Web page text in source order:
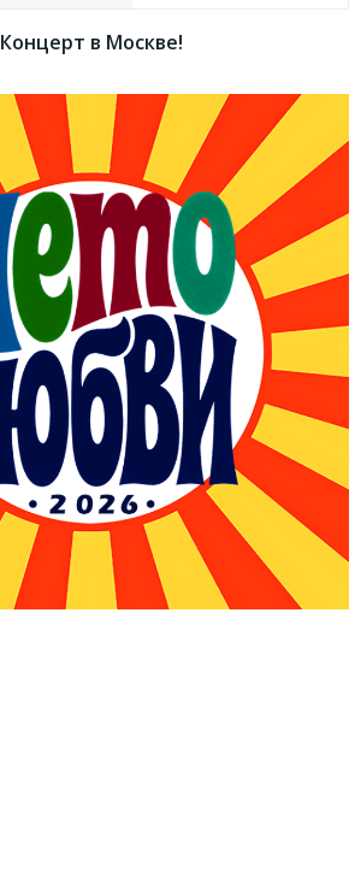
записямзаписям
Концерт в Москве!